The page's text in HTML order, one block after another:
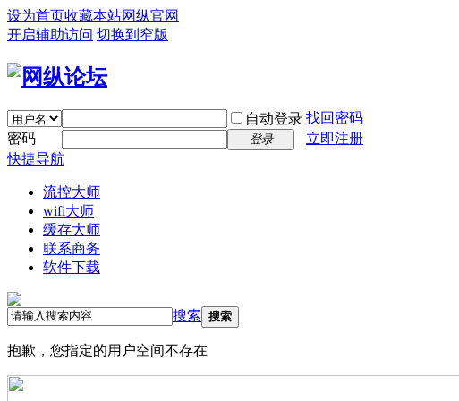
设为首页收藏本站网纵官网
开启辅助访问 切换到窄版
自动登录 找回密码
密码
登录
立即注册
快捷导航
流控大师
wifi大师
缓存大师
联系商务
软件下载
搜索 搜索
抱歉，您指定的用户空间不存在